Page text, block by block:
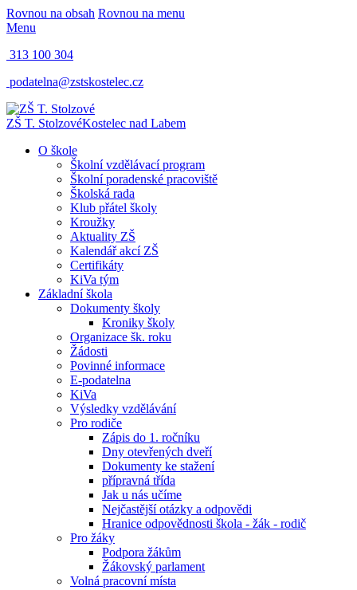
Rovnou na obsah Rovnou na menu
Menu
313 100 304
podatelna@zstskostelec.cz
ZŠ T. StolzovéKostelec nad Labem
O škole
Školní vzdělávací program
Školní poradenské pracoviště
Školská rada
Klub přátel školy
Kroužky
Aktuality ZŠ
Kalendář akcí ZŠ
Certifikáty
KiVa tým
Základní škola
Dokumenty školy
Kroniky školy
Organizace šk. roku
Žádosti
Povinné informace
E-podatelna
KiVa
Výsledky vzdělávání
Pro rodiče
Zápis do 1. ročníku
Dny otevřených dveří
Dokumenty ke stažení
přípravná třída
Jak u nás učíme
Nejčastější otázky a odpovědi
Hranice odpovědnosti škola - žák - rodič
Pro žáky
Podpora žákům
Žákovský parlament
Volná pracovní místa